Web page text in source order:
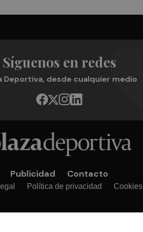
Síguenos en redes
Deportiva, desde cualquier medio
Publicidad Contacto
Política de privacidad Cookies